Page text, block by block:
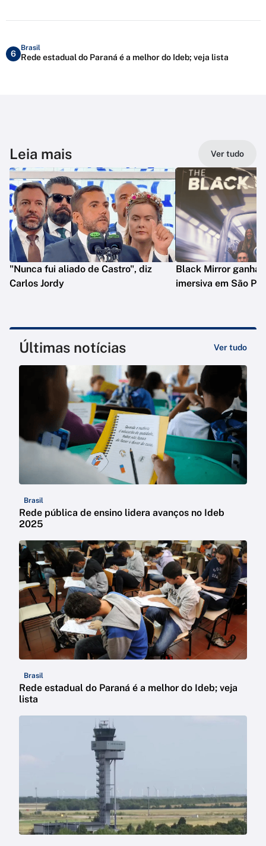
6
Brasil
Rede estadual do Paraná é a melhor do Ideb; veja lista
Leia mais Ver tudo
"Nunca fui aliado de Castro", diz
Carlos Jordy
Black Mirror ganha
imersiva em São
Últimas notícias Ver tudo
Brasil
Rede pública de ensino lidera avanços no Ideb
2025
Brasil
Rede estadual do Paraná é a melhor do Ideb; veja
lista